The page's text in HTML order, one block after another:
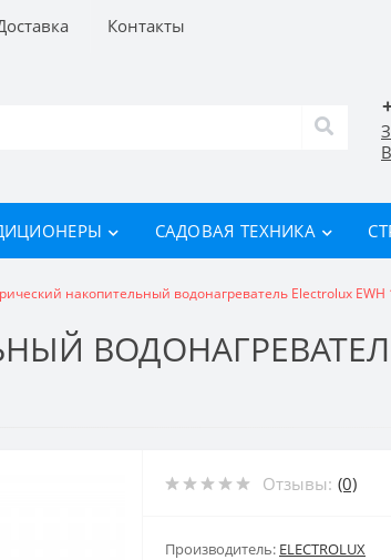
Контакты
САДОВАЯ ТЕХНИКА
накопительный водонагреватель Electrolux EWH
ВОДОНАГРЕВАТЕЛЬ
Отзывы: (0)
Производитель: ELECTROLUX